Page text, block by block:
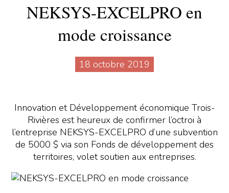
NEKSYS-EXCELPRO en
mode croissance
18 octobre 2019
Innovation et Développement économique Trois-
Rivières est heureux de confirmer l’octroi à
l’entreprise NEKSYS-EXCELPRO d’une subvention
de 5000 $ via son Fonds de développement des
territoires, volet soutien aux entreprises.